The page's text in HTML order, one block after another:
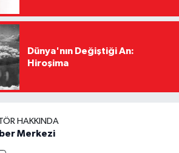
Dünya'nın Değiştiği An:
Hiroşima
HAKKINDA
Merkezi